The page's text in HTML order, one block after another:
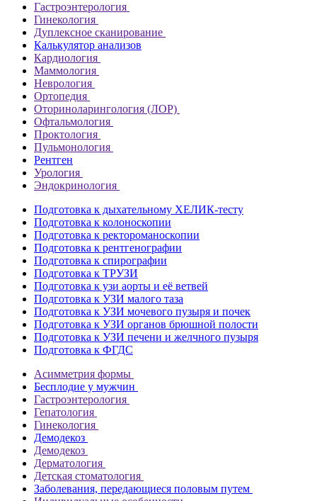
Гастроэнтерология
Гинекология
Дуплексное сканирование
Калькулятор анализов
Кардиология
Маммология
Неврология
Ортопедия
Оториноларингология (ЛОР)
Офтальмология
Проктология
Пульмонология
Рентген
Урология
Эндокринология
Подготовка к дыхательному ХЕЛИК-тесту
Подготовка к колоноскопии
Подготовка к ректороманоскопии
Подготовка к рентгенографии
Подготовка к спирографии
Подготовка к ТРУЗИ
Подготовка к узи аорты и её ветвей
Подготовка к УЗИ малого таза
Подготовка к УЗИ мочевого пузыря и почек
Подготовка к УЗИ органов брюшной полости
Подготовка к УЗИ печени и желчного пузыря
Подготовка к ФГДС
Асимметрия формы
Бесплодие у мужчин
Гастроэнтерология
Гепатология
Гинекология
Демодекоз
Демодекоз
Дерматология
Детская стоматология
Заболевания, передающиеся половым путем